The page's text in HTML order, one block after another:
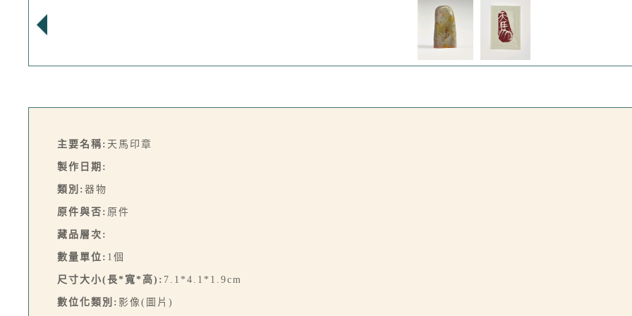
主要名稱: 天馬印章
製作日期:
類別: 器物
原件與否: 原件
藏品層次:
數量單位: 1個
尺寸大小(長*寬*高): 7.1*4.1*1.9cm
數位化類別: 影像(圖片)